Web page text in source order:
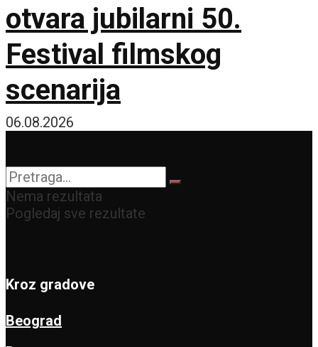
otvara jubilarni 50.
Festival filmskog
scenarija
06.08.2026
Nema rezultata
Pogledaj sve rezultate
Kroz gradove
Beograd